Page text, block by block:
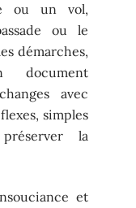
ou un vol,
ou le
démarches,
document
avec
simples
la
et